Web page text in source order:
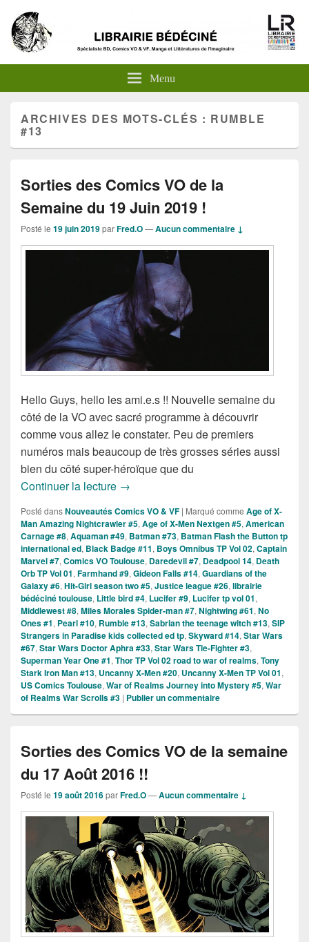
Menu
ARCHIVES DES MOTS-CLÉS : RUMBLE
#13
Sorties des Comics VO de la
Semaine du 19 Juin 2019 !
Posté le 19 juin 2019parFred.O—Aucun commentaire ↓
Hello Guys, hello les ami.e.s !! Nouvelle semaine du
côté de la VO avec sacré programme à découvrir
comme vous allez le constater. Peu de premiers
numéros mais beaucoup de très grosses séries aussi
bien du côté super-héroïque que du
Continuer la lecture Sorties des Comics VO de la
→
Posté dansNouveautés Comics VO & VF | Marqué comme Age of X-
Man Amazing Nightcrawler #5, Age of X-Men Nextgen #5, American
Carnage #8, Aquaman #49, Batman #73, Batman Flash the Button tp
international ed, Black Badge #11, Boys Omnibus TP Vol 02, Captain
Marvel #7, Comics VO Toulouse, Daredevil #7, Deadpool 14, Death
Orb TP Vol 01, Farmhand #9, Gideon Falls #14, Guardians of the
Galaxy #6, Hit-Girl season two #5, Justice league #26, librairie
bédéciné toulouse, Little bird #4, Lucifer #9, Lucifer tp vol 01,
Middlewest #8, Miles Morales Spider-man #7, Nightwing #61, No
Ones #1, Pearl #10, Rumble #13, Sabrian the teenage witch #13, SIP
Strangers in Paradise kids collected ed tp, Skyward #14, Star Wars
#67, Star Wars Doctor Aphra #33, Star Wars Tie-Fighter #3,
Superman Year One #1, Thor TP Vol 02 road to war of realms, Tony
Stark Iron Man #13, Uncanny X-Men #20, Uncanny X-Men TP Vol 01,
US Comics Toulouse, War of Realms Journey into Mystery #5, War
of Realms War Scrolls #3 | Publier un commentaire
Sorties des Comics VO de la semaine
du 17 Août 2016 !!
Posté le 19 août 2016parFred.O—Aucun commentaire ↓